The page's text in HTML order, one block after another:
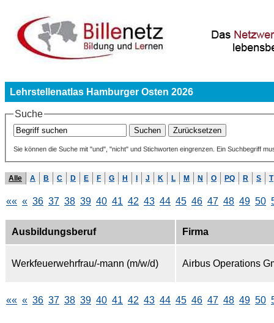
Lehrstellenatlas Hamburger Osten 2026
Suche
Sie können die Suche mit "und", "nicht" und Stichworten eingrenzen. Ein Suchbegriff
Alle A B C D E F G H J K L M N O PQ R S T
«« « 36 37 38 39 40 41 42 43 44 45 46 47 48 49 50
Ausbildungsberuf Firma
Werkfeuerwehrfrau/-mann (m/w/d) Airbus Operations
«« « 36 37 38 39 40 41 42 43 44 45 46 47 48 49 50